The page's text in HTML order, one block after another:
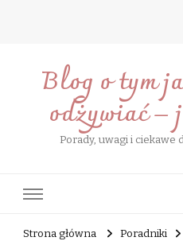
Blog o tym
odżywiać –
Porady, uwagi i ciekawe
Strona główna
Poradniki